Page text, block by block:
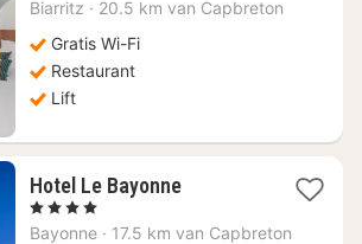
Biarritz · 20.5 km van Capbreton
Gratis Wi-Fi
Restaurant
Lift
Hotel Le Bayonne1
vanaf
, 4 Sterren
Bayonne · 17.5 km van Capbreton